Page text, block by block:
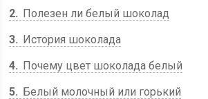
2
Полезен ли белый шоколад
3
История шоколада
4
Почему цвет шоколада белый
5
Белый молочный или горький